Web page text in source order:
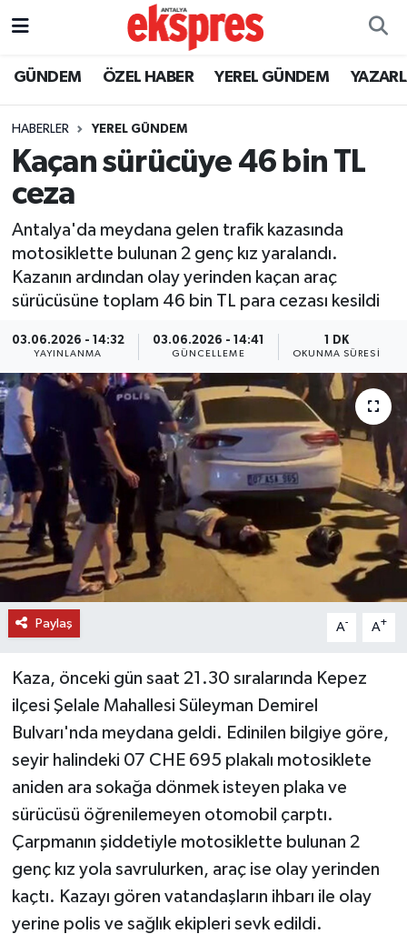
GÜNDEM ÖZEL HABER YEREL GÜNDEM
HABERLER YEREL GÜNDEM
Kaçan sürücüye 46 bin TL
ceza
Antalya'da meydana gelen trafik kazasında
motosiklette bulunan 2 genç kız yaralandı.
Kazanın ardından olay yerinden kaçan araç
sürücüsüne toplam 46 bin TL para cezası kesildi
03.06.2026 - 14:32
YAYINLANMA
03.06.2026 - 14:41
GÜNCELLEME
1 DK
OKUNMA SÜRESI
Paylaş A- A+
Kaza, önceki gün saat 21.30 sıralarında Kepez
ilçesi Şelale Mahallesi Süleyman Demirel
Bulvarı'nda meydana geldi. Edinilen bilgiye göre,
seyir halindeki 07 CHE 695 plakalı motosiklete
aniden ara sokağa dönmek isteyen plaka ve
sürücüsü öğrenilemeyen otomobil çarptı.
Çarpmanın şiddetiyle motosiklette bulunan 2
genç kız yola savrulurken, araç ise olay yerinden
kaçtı. Kazayı gören vatandaşların ihbarı ile olay
yerine polis ve sağlık ekipleri sevk edildi.
ÖZEL HABER
YEREL GÜNDEM
EKONOMİ
KÜLTÜR - SANAT
SPOR
SİYASET
SAĞLIK
DÜNYA
EĞİTİM
TURİZM
RÖPORTAJ
VİDEO HABERLER
YAZARLAR
RESMİ İLAN
MAGAZİN
Nöbetçi Eczaneler
Trafik Durumu
Süper Lig Puan Durumu ve Fikstür
Tüm Manşetler
Son Dakika Haberleri
Haber Arşivi